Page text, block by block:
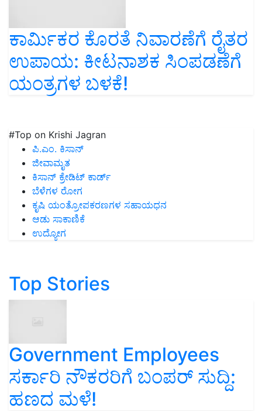
ಕಾರ್ಮಿಕರ ಕೊರತೆ ನಿವಾರಣೆಗೆ ರೈತರ
ಉಪಾಯ: ಕೀಟನಾಶಕ ಸಿಂಪಡಣೆಗೆ
ಯಂತ್ರಗಳ ಬಳಕೆ!
#Top on Krishi Jagran
ಪಿ.ಎಂ. ಕಿಸಾನ್
ಜೀವಾಮೃತ
ಕಿಸಾನ್ ಕ್ರೇಡಿಟ್ ಕಾರ್ಡ್
ಬೆಳೆಗಳ ರೋಗ
ಕೃಷಿ ಯಂತ್ರೋಪಕರಣಗಳ ಸಹಾಯಧನ
ಆಡು ಸಾಕಾಣಿಕೆ
ಉದ್ಯೋಗ
Top Stories
Government Employees
ಸರ್ಕಾರಿ ನೌಕರರಿಗೆ ಬಂಪರ್‌ ಸುದ್ದಿ:
ಹಣದ ಮಳೆ!